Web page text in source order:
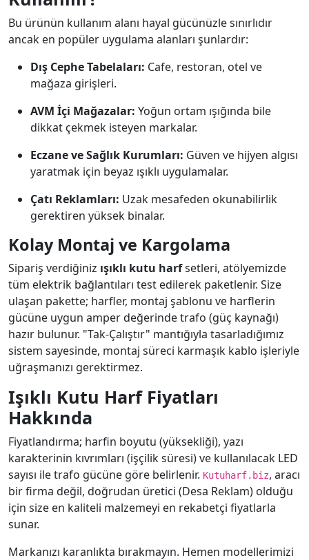
Bu ürünün kullanım alanı hayal gücünüzle sınırlıdır
ancak en popüler uygulama alanları şunlardır:
Dış Cephe Tabelaları: Cafe, restoran, otel ve
mağaza girişleri.
AVM İçi Mağazalar: Yoğun ortam ışığında bile
dikkat çekmek isteyen markalar.
Eczane ve Sağlık Kurumları: Güven ve hijyen algısı
yaratmak için beyaz ışıklı uygulamalar.
Çatı Reklamları: Uzak mesafeden okunabilirlik
gerektiren yüksek binalar.
Kolay Montaj ve Kargolama
Sipariş verdiğiniz ışıklı kutu harfsetleri, atölyemizde
tüm elektrik bağlantıları test edilerek paketlenir. Size
ulaşan pakette; harfler, montaj şablonu ve harflerin
gücüne uygun amper değerinde trafo (güç kaynağı)
hazır bulunur. "Tak-Çalıştır" mantığıyla tasarladığımız
sistem sayesinde, montaj süreci karmaşık kablo işleriyle
uğraşmanızı gerektirmez.
Işıklı Kutu Harf Fiyatları
Hakkında
Fiyatlandırma; harfin boyutu (yüksekliği), yazı
karakterinin kıvrımları (işçilik süresi) ve kullanılacak LED
sayısı ile trafo gücüne göre belirlenir. Kutuharf.biz, aracı
bir firma değil, doğrudan üretici (Desa Reklam) olduğu
için size en kaliteli malzemeyi en rekabetçi fiyatlarla
sunar.
Markanızı karanlıkta bırakmayın. Hemen modellerimizi